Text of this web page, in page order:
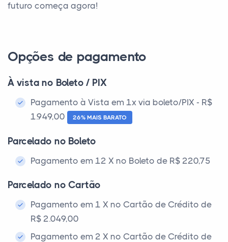
futuro começa agora!
Opções de pagamento
À vista no Boleto / PIX
Pagamento à Vista em 1x via boleto/PIX - R$
1.949,00
26% MAIS BARATO
Parcelado no Boleto
Pagamento em 12 X no Boleto de R$ 220,75
Parcelado no Cartão
Pagamento em 1 X no Cartão de Crédito de
R$ 2.049,00
Pagamento em 2 X no Cartão de Crédito de